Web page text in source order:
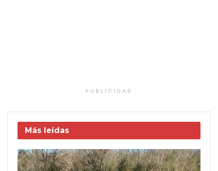
PUBLICIDAD
Más leídas